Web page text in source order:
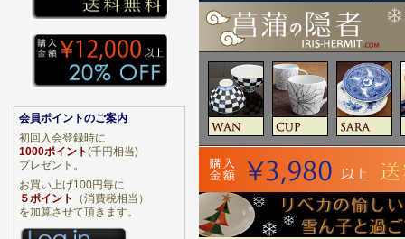
会員ポイントのご案内
初回入会登録時に
1000ポイント(千円相当)
プレゼント。
お買い上げ100円毎に
５ポイント
（消費税相当）
を加算させて頂きます。